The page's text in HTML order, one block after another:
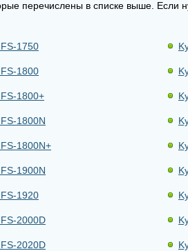
перечислены в списке выше. Если
1750
1800
1800+
1800N
1800N+
1900N
1920
2000D
2020D